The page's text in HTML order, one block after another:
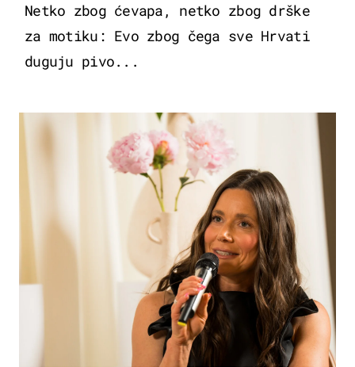
Netko zbog ćevapa, netko zbog drške
za motiku: Evo zbog čega sve Hrvati
duguju pivo...
MODA & LJEPOTA